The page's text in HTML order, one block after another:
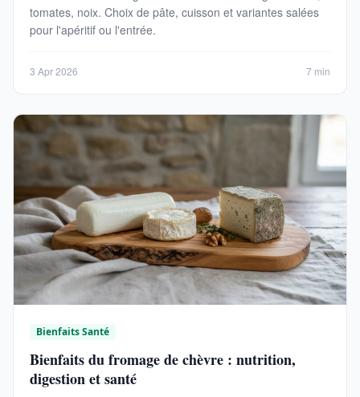
tomates, noix. Choix de pâte, cuisson et variantes salées
pour l'apéritif ou l'entrée.
3 Apr 2026 7 min
Bienfaits Santé
Bienfaits du fromage de chèvre : nutrition,
digestion et santé